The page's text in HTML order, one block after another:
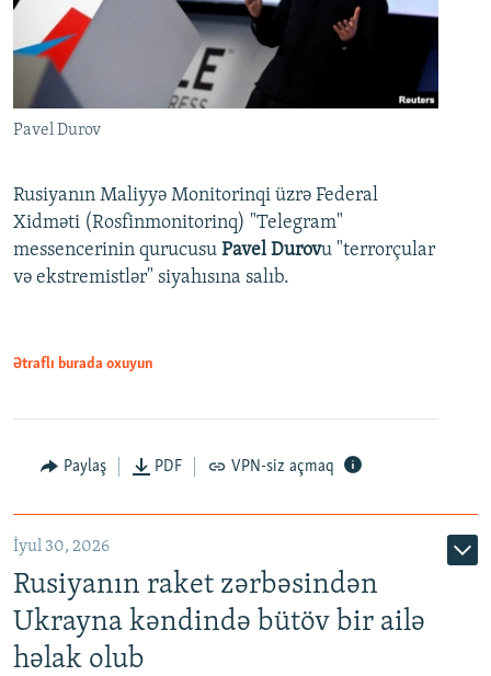
Pavel Durov
Rusiyanın Maliyyə Monitorinqi üzrə Federal
Xidməti (Rosfinmonitorinq) "Telegram"
messencerinin qurucusu Pavel Durovu "terrorçular
və ekstremistlər" siyahısına salıb.
Ətraflı burada oxuyun
Paylaş PDF VPN-siz açmaq
İyul 30, 2026
Rusiyanın raket zərbəsindən
Ukrayna kəndində bütöv bir ailə
həlak olub